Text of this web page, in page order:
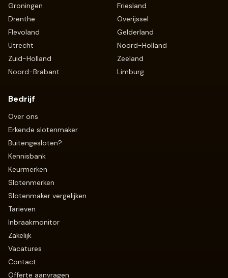
Groningen
Friesland
Drenthe
Overijssel
Flevoland
Gelderland
Utrecht
Noord-Holland
Zuid-Holland
Zeeland
Noord-Brabant
Limburg
Bedrijf
Over ons
Erkende slotenmaker
Buitengesloten?
Kennisbank
Keurmerken
Slotenmerken
Slotenmaker vergelijken
Tarieven
Inbraakmonitor
Zakelijk
Vacatures
Contact
Offerte aanvragen